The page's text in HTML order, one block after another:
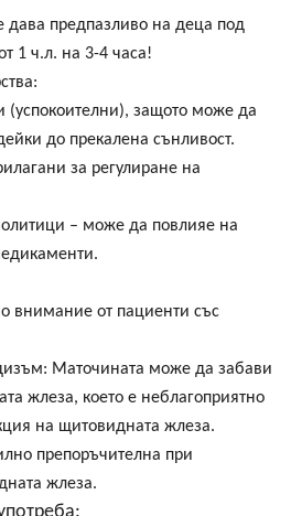
дава предпазливо на деца под
1 ч.л. на 3-4 часа!
(успокоителни), защото може да
до прекалена сънливост.
за регулиране на
– може да повлияе на
внимание от пациенти със
Маточината може да забави
жлеза, което е неблагоприятно
на щитовидната жлеза.
препоръчителна при
жлеза.